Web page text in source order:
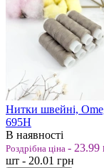
Нитки швейні,
695Н
В наявності
Роздрібна ціна - 23.99
шт - 20.01 грн